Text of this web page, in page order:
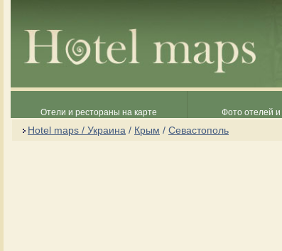
Отели и рестораны на карте Фото отелей и
Hotel maps / Украина / Крым / Севастополь